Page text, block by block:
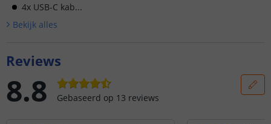
4x USB-C kab...
Bekijk alles
Reviews
8.8 Gebaseerd op 13 reviews